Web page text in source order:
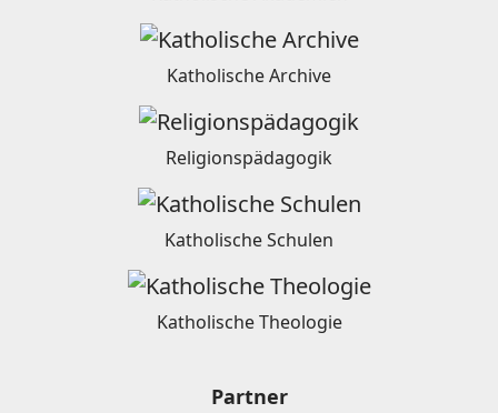
Katholische Archive
Religionspädagogik
Katholische Schulen
Katholische Theologie
Partner